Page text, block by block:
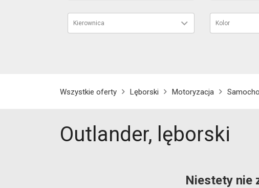
Kierownica Kolor
Wszystkie oferty Lęborski Motoryzacja
Outlander, lęborski
Niestety nie